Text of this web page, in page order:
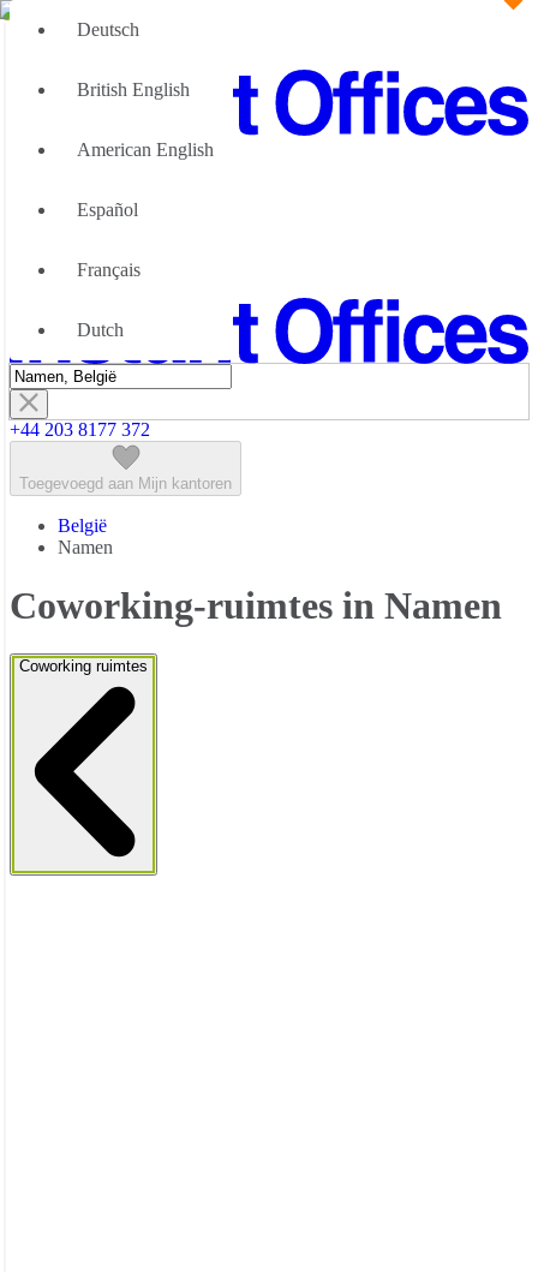
Wij kunnen u helpen
Over Ons
Neem contact met ons op
+44 203 8177 372
Toegevoegd aan Mijn kantoren
België
Namen
Coworking-ruimtes in Namen
Coworking ruimtes
Deutsch
British English
American English
Español
Français
Dutch